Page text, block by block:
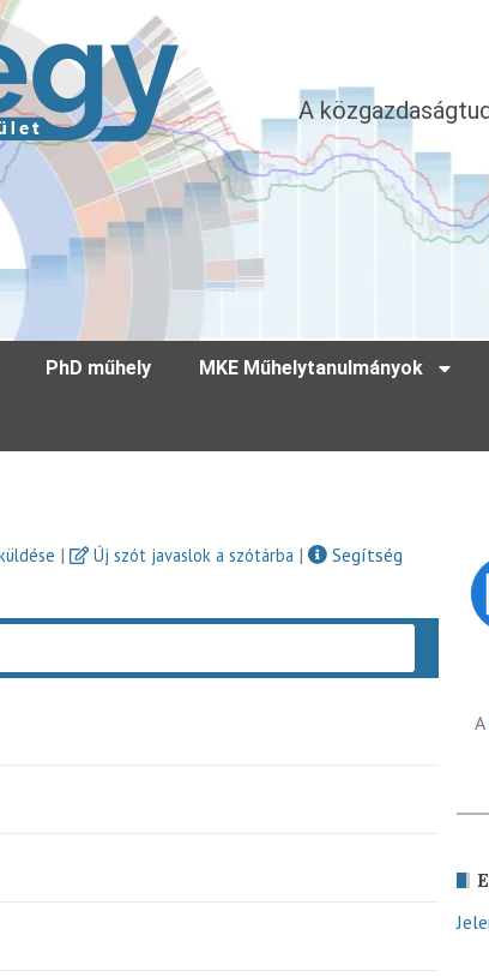
A
PhD műhely MKE Műhelytanulmányok
| Új szót javaslok a szótárba |
Segítség
A